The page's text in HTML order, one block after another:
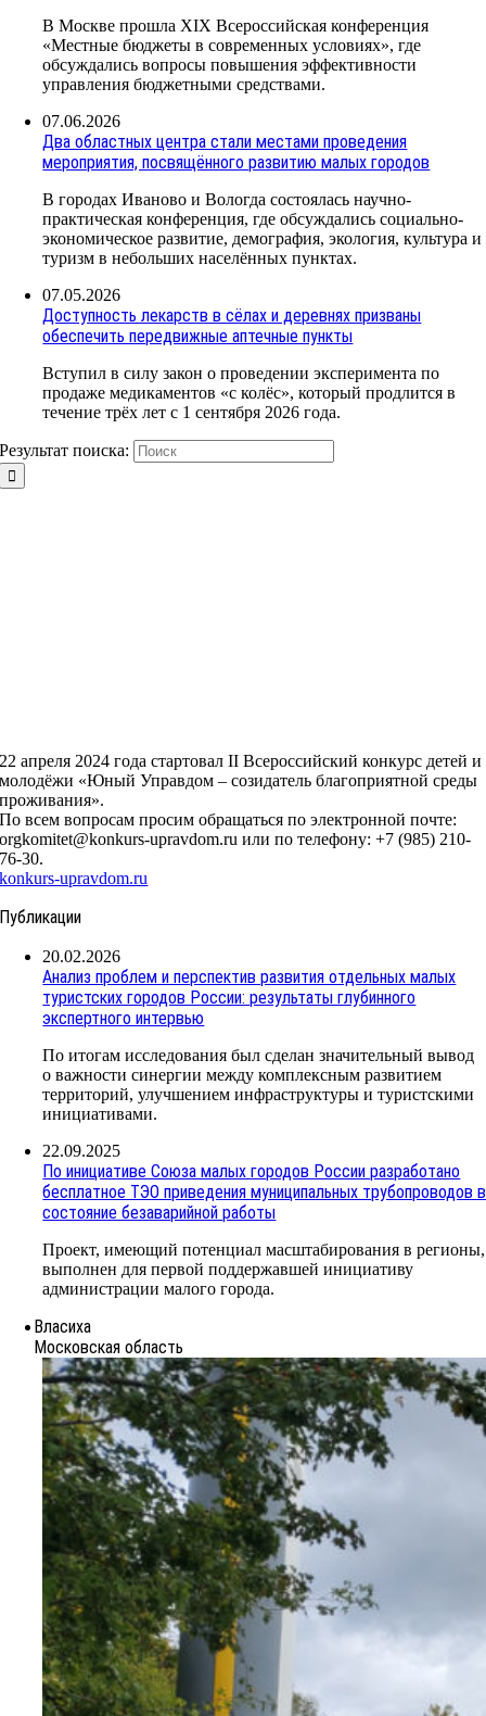
В Москве прошла XIX Всероссийская конференция
«Местные бюджеты в современных условиях», где
обсуждались вопросы повышения эффективности
управления бюджетными средствами.
07.06.2026
Два областных центра стали местами проведения
мероприятия, посвящённого развитию малых городов
В городах Иваново и Вологда состоялась научно-
практическая конференция, где обсуждались социально-
экономическое развитие, демография, экология, культура и
туризм в небольших населённых пунктах.
07.05.2026
Доступность лекарств в сёлах и деревнях призваны
обеспечить передвижные аптечные пункты
Вступил в силу закон о проведении эксперимента по
продаже медикаментов «с колёс», который продлится в
течение трёх лет с 1 сентября 2026 года.
Результат поиска:
22 апреля 2024 года стартовал II Всероссийский конкурс детей и
молодёжи «Юный Управдом – созидатель благоприятной среды
проживания».
По всем вопросам просим обращаться по электронной почте:
orgkomitet@konkurs-upravdom.ru или по телефону: +7 (985) 210-
76-30.
konkurs-upravdom.ru
Публикации
20.02.2026
Анализ проблем и перспектив развития отдельных малых
туристских городов России: результаты глубинного
экспертного интервью
По итогам исследования был сделан значительный вывод
о важности синергии между комплексным развитием
территорий, улучшением инфраструктуры и туристскими
инициативами.
22.09.2025
По инициативе Союза малых городов России разработано
бесплатное ТЭО приведения муниципальных трубопроводов в
состояние безаварийной работы
Проект, имеющий потенциал масштабирования в регионы,
выполнен для первой поддержавшей инициативу
администрации малого города.
Власиха
Московская область